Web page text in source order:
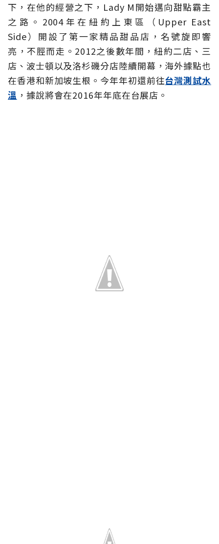
下，在他的經營之下，Lady M開始邁向甜點霸主
之路。2004年在紐約上東區
（ Upper East
Side） 開設了第一家精品甜品店，名號旋即響
亮，不脛而走。2012之後數年間，紐約二店、三
店、波士頓以及洛杉磯分店陸續開幕，海外據點也
在香港和新加坡生根。今年年初還前往台灣測試水
溫 ，據說將會在2016年年底在台展店。